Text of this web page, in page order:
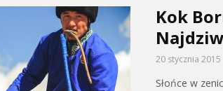
Kok
20 stycznia 2015
Słońce w